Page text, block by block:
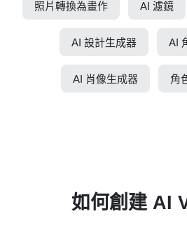
照片轉換為畫作 AI 濾鏡
AI 設計生成器 AI
AI 肖像生成器 角
如何創建 AI